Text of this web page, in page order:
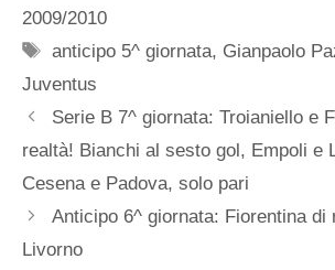
2009/2010
Tag
anticipo 5^ giornata, Gianpaolo
Juventus
Serie B 7^ giornata: Troianiello e
realtà! Bianchi al sesto gol, Empoli e
Cesena e Padova, solo pari
Anticipo 6^ giornata: Fiorentina di
Livorno